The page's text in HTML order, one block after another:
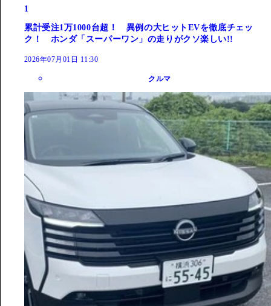
1
累計受注1万1000台超！ 異例の大ヒットEVを徹底チェッ
ク！ ホンダ「スーパーワン」の走りがクソ楽しい!!
2026年07月01日 11:30
クルマ